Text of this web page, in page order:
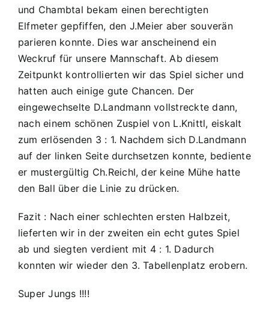
und Chambtal bekam einen berechtigten
Elfmeter gepfiffen, den J.Meier aber souverän
parieren konnte. Dies war anscheinend ein
Weckruf für unsere Mannschaft. Ab diesem
Zeitpunkt kontrollierten wir das Spiel sicher und
hatten auch einige gute Chancen. Der
eingewechselte D.Landmann vollstreckte dann,
nach einem schönen Zuspiel von L.Knittl, eiskalt
zum erlösenden 3 : 1. Nachdem sich D.Landmann
auf der linken Seite durchsetzen konnte, bediente
er mustergültig Ch.Reichl, der keine Mühe hatte
den Ball über die Linie zu drücken.
Fazit : Nach einer schlechten ersten Halbzeit,
lieferten wir in der zweiten ein echt gutes Spiel
ab und siegten verdient mit 4 : 1. Dadurch
konnten wir wieder den 3. Tabellenplatz erobern.
Super Jungs !!!!